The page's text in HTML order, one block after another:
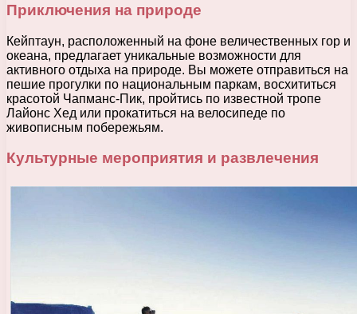
Приключения на природе
Кейптаун, расположенный на фоне величественных гор и
океана, предлагает уникальные возможности для
активного отдыха на природе. Вы можете отправиться на
пешие прогулки по национальным паркам, восхититься
красотой Чапманс-Пик, пройтись по известной тропе
Лайонс Хед или прокатиться на велосипеде по
живописным побережьям.
Культурные мероприятия и развлечения